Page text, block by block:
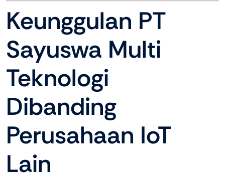
Keunggulan PT
Sayuswa Multi
Teknologi
Dibanding
Perusahaan IoT
Lain